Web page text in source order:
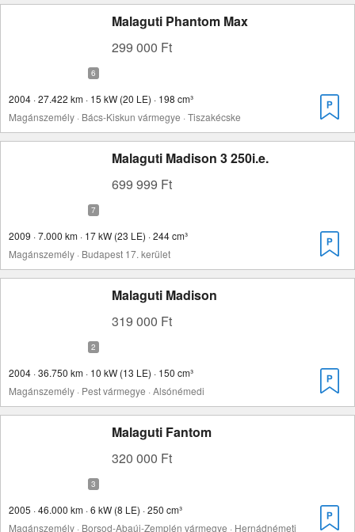
Malaguti Phantom Max
299 000 Ft
2004 · 27.422 km · 15 kW (20 LE) · 198 cm³
Magánszemély · Bács-Kiskun vármegye · Tiszakécske
Malaguti Madison 3 250i.e.
699 999 Ft
2009 · 7.000 km · 17 kW (23 LE) · 244 cm³
Magánszemély · Budapest 17. kerület
Malaguti Madison
319 000 Ft
2004 · 36.750 km · 10 kW (13 LE) · 150 cm³
Magánszemély · Pest vármegye · Alsónémedi
Malaguti Fantom
320 000 Ft
2005 · 46.000 km · 6 kW (8 LE) · 250 cm³
Magánszemély · Borsod-Abaúj-Zemplén vármegye · Hernádnémeti